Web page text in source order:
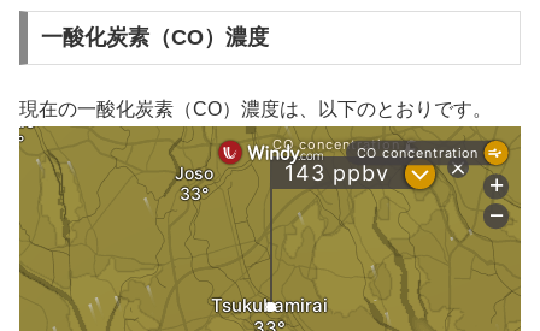
一酸化炭素（CO）濃度
現在の一酸化炭素（CO）濃度は、以下のとおりです。